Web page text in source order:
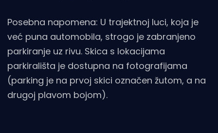
Posebna napomena: U trajektnoj luci, koja je
već puna automobila, strogo je zabranjeno
parkiranje uz rivu. Skica s lokacijama
parkirališta je dostupna na fotografijama
(parking je na prvoj skici označen žutom, a na
drugoj plavom bojom).